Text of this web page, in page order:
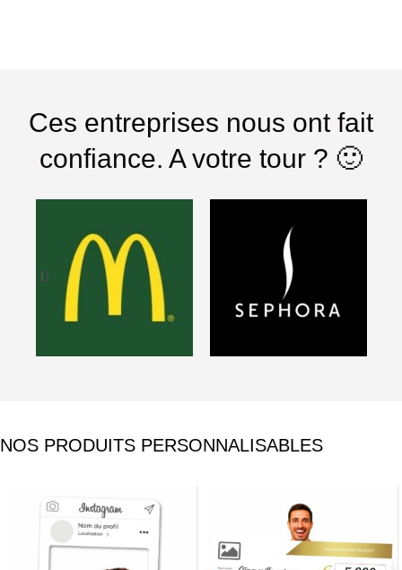
Ces entreprises nous ont fait
confiance. A votre tour ? 🙂
NOS PRODUITS PERSONNALISABLES